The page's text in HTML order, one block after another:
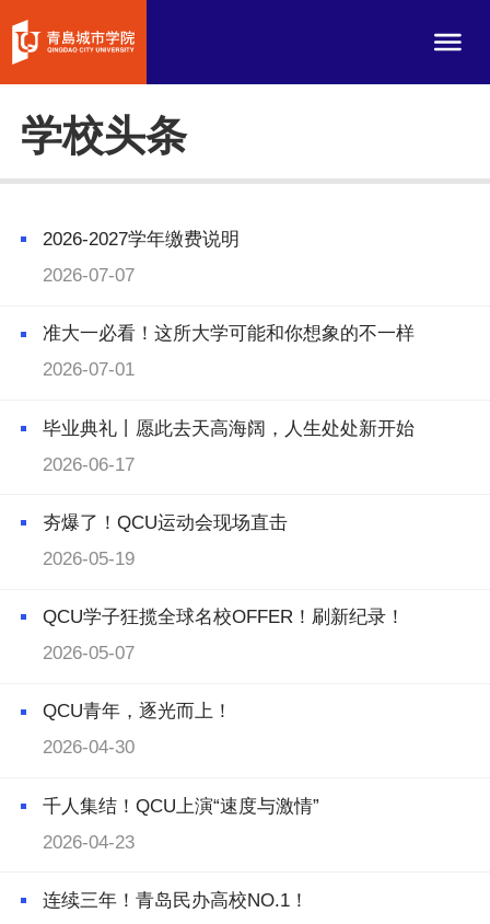
学校头条
2026-2027学年缴费说明
2026-07-07
准大一必看！这所大学可能和你想象的不一样
2026-07-01
毕业典礼丨愿此去天高海阔，人生处处新开始
2026-06-17
夯爆了！QCU运动会现场直击
2026-05-19
QCU学子狂揽全球名校OFFER！刷新纪录！
2026-05-07
QCU青年，逐光而上！
2026-04-30
千人集结！QCU上演“速度与激情”
2026-04-23
连续三年！青岛民办高校NO.1！